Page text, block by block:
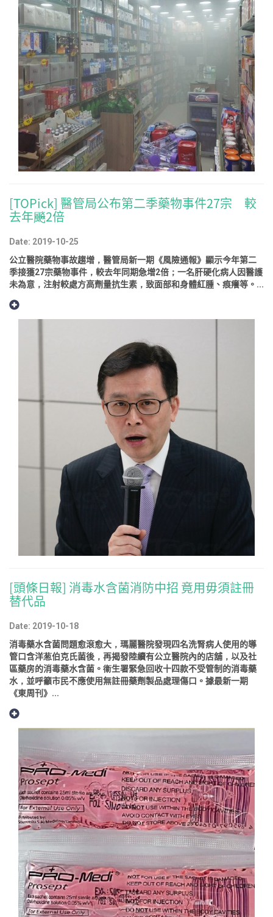
[TOPick] 醫管局公布第二季藥物事件27宗 較
去年飈2倍
Date: 2019-10-25
公立醫院藥物事故趨增，醫管局新一期《風險通報》顯示今年第二
季接獲27宗藥物事件，較去年同期急增2倍；一名肝硬化病人因醫護
未為意，注射較處方高劑量抗生素，致面部和身體紅腫、痕癢等。...
[頭條日報] 消毒水含菌消防中招 竟用毋須註冊
替代品
Date: 2019-10-18
消毒藥水含菌問題愈滾愈大，瑪麗醫院發現四名洗腎病人使用的導
管口含洋葱伯克氏菌後，再揭發陸續有公立醫院內的店舖，以及社
區藥房的消毒藥水含菌。衞生署緊急回收十四款不受管制的消毒藥
水，並呼籲市民不應使用無註冊藥劑製品處理傷口。據最新一期
《東周刊》...